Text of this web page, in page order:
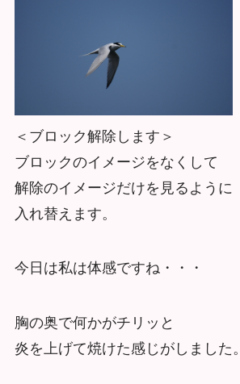
＜ブロック解除します＞
ブロックのイメージをなくして
解除のイメージだけを見るように
入れ替えます。
今日は私は体感ですね・・・
胸の奥で何かがチリッと
炎を上げて焼けた感じがしました。